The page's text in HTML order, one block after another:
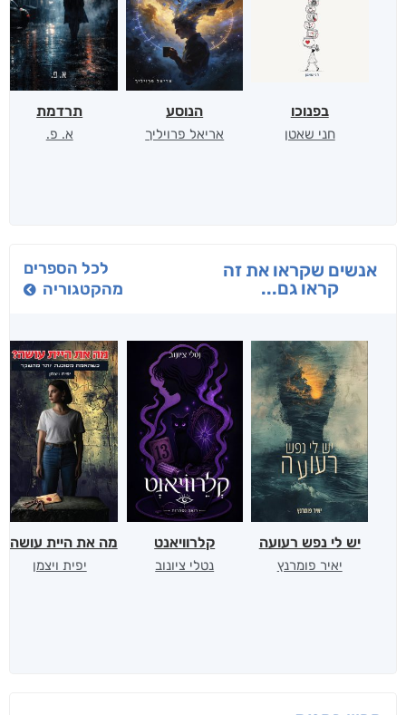
בפנוכו
חני שאטן
הנוסע
אריאל פרויליך
תרדמת
א. פ.
אנשים שקראו את זה
קראו גם...
לכל הספרים
מהקטגוריה
יש לי נפש רעועה
יאיר פומרנץ
קלרוויאנט
נטלי ציונוב
מה את היית עושה?
יפית ויצמן